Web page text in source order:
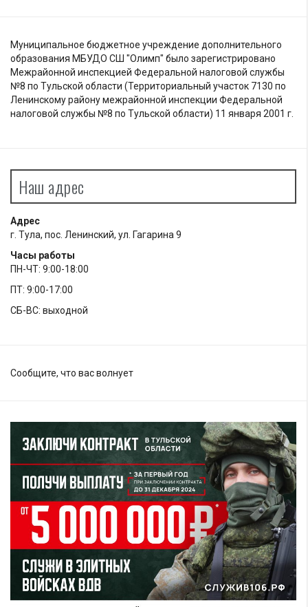
Муниципальное бюджетное учреждение дополнительного
образования МБУДО СШ "Олимп" было зарегистрировано
Межрайонной инспекцией Федеральной налоговой службы
№8 по Тульской области (Территориальный участок 7130 по
Ленинскому району межрайонной инспекции Федеральной
налоговой службы №8 по Тульской области) 11 января 2001 г.
Наш адрес
Адрес
г. Тула, пос. Ленинский, ул. Гагарина 9
Часы работы
ПН-ЧТ: 9:00-18:00
ПТ: 9:00-17:00
СБ-ВС: выходной
Сообщите, что вас волнует